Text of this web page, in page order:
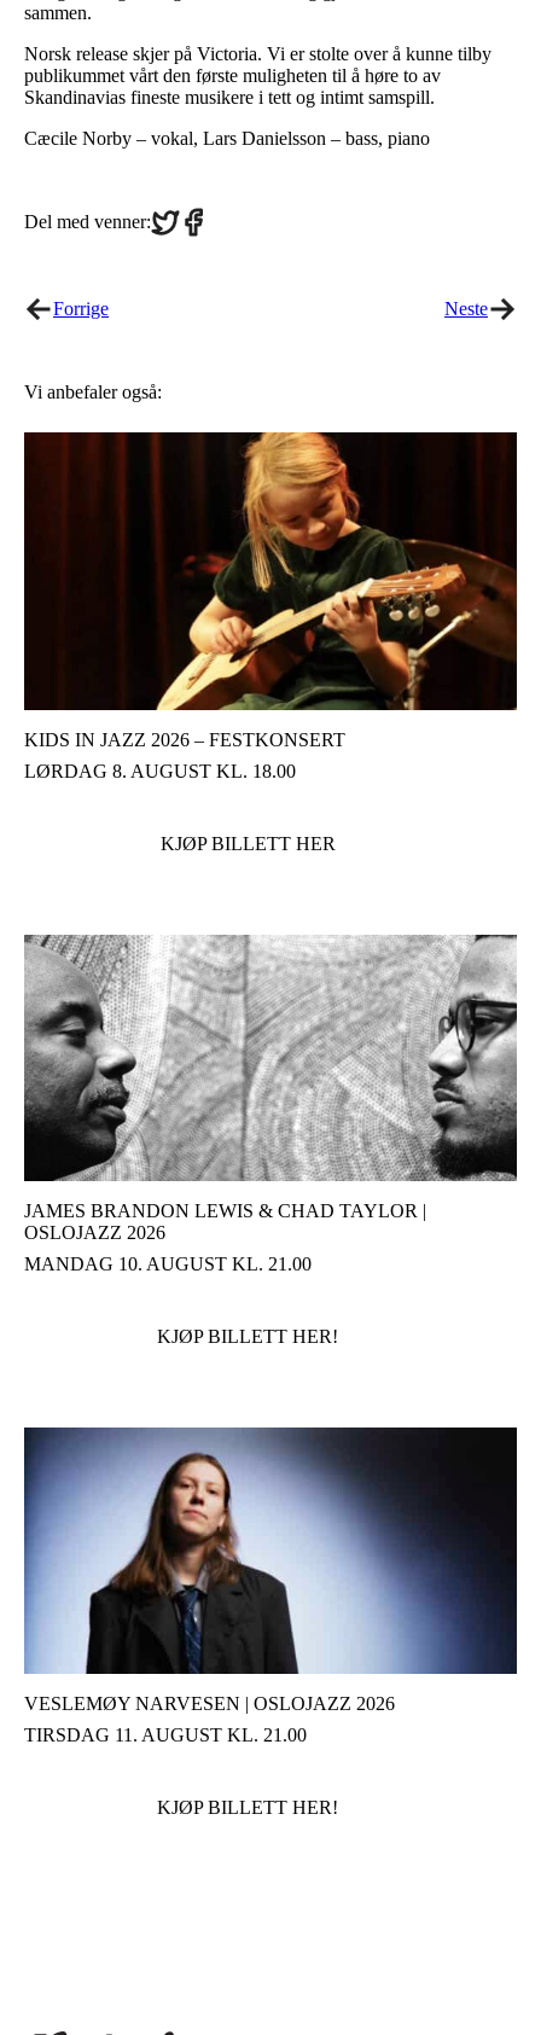
sammen.
Norsk release skjer på Victoria. Vi er stolte over å kunne tilby
publikummet vårt den første muligheten til å høre to av
Skandinavias fineste musikere i tett og intimt samspill.
Cæcile Norby – vokal, Lars Danielsson – bass, piano
Del med venner:Share
on
Share
on
Forrige Neste
Vi anbefaler også:
KIDS IN JAZZ 2026 – FESTKONSERT
LØRDAG 8. AUGUST KL. 18.00
KJØP BILLETT HER
JAMES BRANDON LEWIS & CHAD TAYLOR |
OSLOJAZZ 2026
MANDAG 10. AUGUST KL. 21.00
KJØP BILLETT HER!
VESLEMØY NARVESEN | OSLOJAZZ 2026
TIRSDAG 11. AUGUST KL. 21.00
KJØP BILLETT HER!